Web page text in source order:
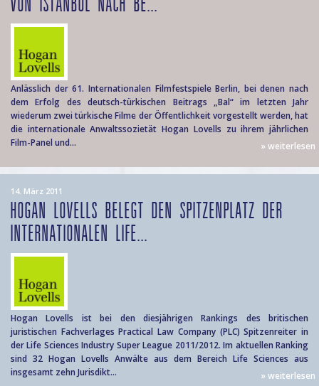
Anlässlich der 61. Internationalen Filmfestspiele Berlin, bei denen nach
dem Erfolg des deutsch-türkischen Beitrags „Bal“ im letzten Jahr
wiederum zwei türkische Filme der Öffentlichkeit vorgestellt werden, hat
die internationale Anwaltssozietät Hogan Lovells zu ihrem jährlichen
Film-Panel und...
» weiterlesen
14. März 2011
HOGAN LOVELLS BELEGT DEN SPITZENPLATZ DER
INTERNATIONALEN LIFE...
Hogan Lovells ist bei den diesjährigen Rankings des britischen
juristischen Fachverlages Practical Law Company (PLC) Spitzenreiter in
der Life Sciences Industry Super League 2011/2012. Im aktuellen Ranking
sind 32 Hogan Lovells Anwälte aus dem Bereich Life Sciences aus
insgesamt zehn Jurisdikt...
» weiterlesen